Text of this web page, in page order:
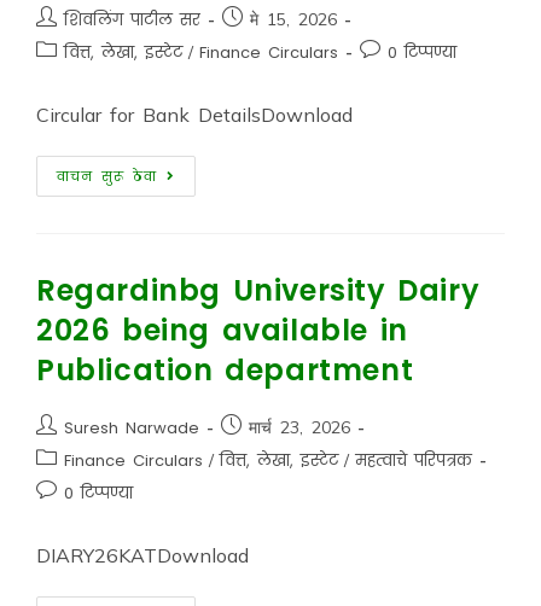
शिवलिंग पाटील सर मे 15, 2026
वित्त, लेखा, इस्टेट / Finance Circulars 0 टिप्पण्या
Circular for Bank DetailsDownload
वाचन सुरू ठेवा
Regardinbg University Dairy
2026 being available in
Publication department
Suresh Narwade मार्च 23, 2026
Finance Circulars / वित्त, लेखा, इस्टेट / महत्वाचे परिपत्रक
0 टिप्पण्या
DIARY26KATDownload